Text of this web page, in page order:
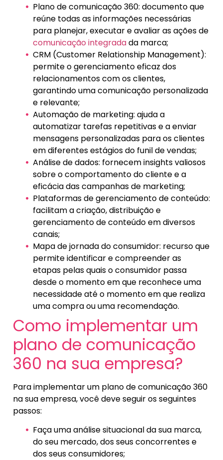
Plano de comunicação 360: documento que
reúne todas as informações necessárias
para planejar, executar e avaliar as ações de
comunicação integradada marca;
CRM (Customer Relationship Management):
permite o gerenciamento eficaz dos
relacionamentos com os clientes,
garantindo uma comunicação personalizada
e relevante;
Automação de marketing: ajuda a
automatizar tarefas repetitivas e a enviar
mensagens personalizadas para os clientes
em diferentes estágios do funil de vendas;
Análise de dados: fornecem insights valiosos
sobre o comportamento do cliente e a
eficácia das campanhas de marketing;
Plataformas de gerenciamento de conteúdo:
facilitam a criação, distribuição e
gerenciamento de conteúdo em diversos
canais;
Mapa de jornada do consumidor: recurso que
permite identificar e compreender as
etapas pelas quais o consumidor passa
desde o momento em que reconhece uma
necessidade até o momento em que realiza
uma compra ou uma recomendação.
Como implementar um
plano de comunicação
360 na sua empresa?
Para implementar um plano de comunicação 360
na sua empresa, você deve seguir os seguintes
passos:
Faça uma análise situacional da sua marca,
do seu mercado, dos seus concorrentes e
dos seus consumidores;